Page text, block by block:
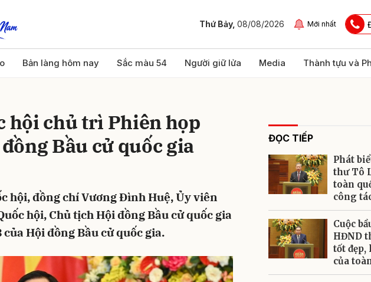
Thứ Bảy, 08/08/2026 Mới nhất
Bản làng hôm nay Sắc màu 54 Người giữ lửa Media Thành tựu và
hội chủ trì Phiên họp
Bầu cử quốc gia
hội, đồng chí Vương Đình Huệ, Ủy viên
hội, Chủ tịch Hội đồng Bầu cử quốc gia
Hội đồng Bầu cử quốc gia.
ĐỌC TIẾP
Phát
thư Tô
toàn
công
Cuộc
HĐND
tốt đẹp,
của
bình luận
Gửi